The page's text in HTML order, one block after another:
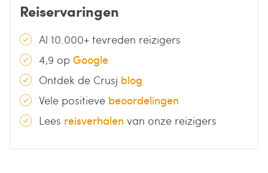
Reiservaringen
Al 10.000+ tevreden reizigers
4,9 op Google
Ontdek de Crusj blog
Vele positieve beoordelingen
Lees reisverhalen van onze reizigers